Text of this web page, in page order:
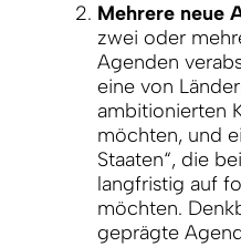
Mehrere neue
zwei oder
Agenden
eine von
ambitionierten
möchten, und
Staaten“, die
langfristig auf
möchten.
geprägte